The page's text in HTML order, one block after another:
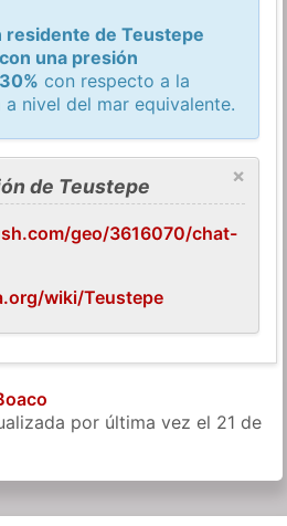
residente de Teustepe
una presión
con respecto a la
nivel del mar equivalente.
×
de Teustepe
geo/3616070/chat-
wiki/Teustepe
por última vez el 21 de